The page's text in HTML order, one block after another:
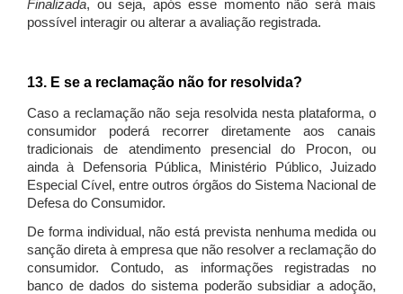
Finalizada, ou seja, após esse momento não será mais
possível interagir ou alterar a avaliação registrada.
13. E se a reclamação não for resolvida?
Caso a reclamação não seja resolvida nesta plataforma, o
consumidor poderá recorrer diretamente aos canais
tradicionais de atendimento presencial do Procon, ou
ainda à Defensoria Pública, Ministério Público, Juizado
Especial Cível, entre outros órgãos do Sistema Nacional de
Defesa do Consumidor.
De forma individual, não está prevista nenhuma medida ou
sanção direta à empresa que não resolver a reclamação do
consumidor. Contudo, as informações registradas no
banco de dados do sistema poderão subsidiar a adoção,